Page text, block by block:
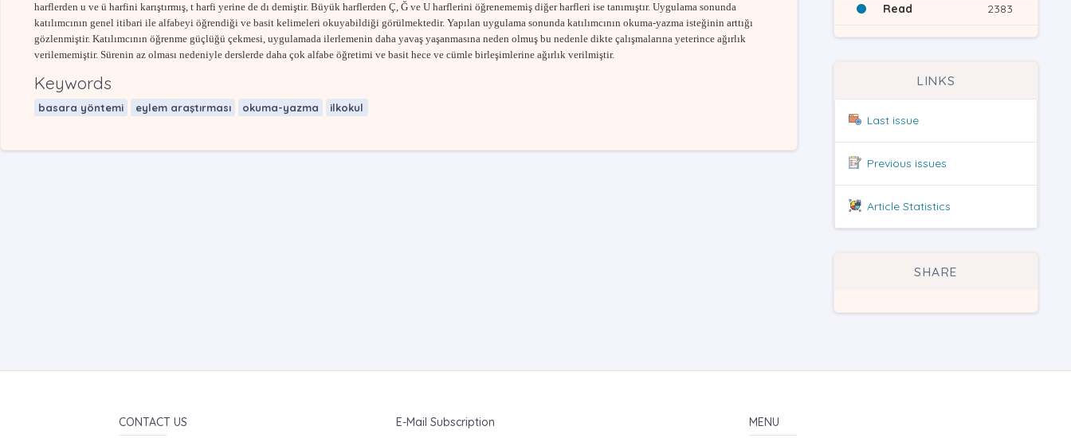
harflerden u ve ü harfini karıştırmış, t harfi yerine de dı demiştir. Büyük harflerden Ç, Ğ ve U harflerini öğrenememiş diğer harfleri ise tanımıştır. Uygulama sonunda
katılımcının genel itibari ile alfabeyi öğrendiği ve basit kelimeleri okuyabildiği görülmektedir. Yapılan uygulama sonunda katılımcının okuma-yazma isteğinin arttığı
gözlenmiştir. Katılımcının öğrenme güçlüğü çekmesi, uygulamada ilerlemenin daha yavaş yaşanmasına neden olmuş bu nedenle dikte çalışmalarına yeterince ağırlık
verilememiştir. Sürenin az olması nedeniyle derslerde daha çok alfabe öğretimi ve basit hece ve cümle birleşimlerine ağırlık verilmiştir.
Keywords
basara yöntemi eylem araştırması okuma-yazma ilkokul
Read 2383
LINKS
Last issue
Previous issues
Article Statistics
SHARE
CONTACT US E-Mail Subscription MENU